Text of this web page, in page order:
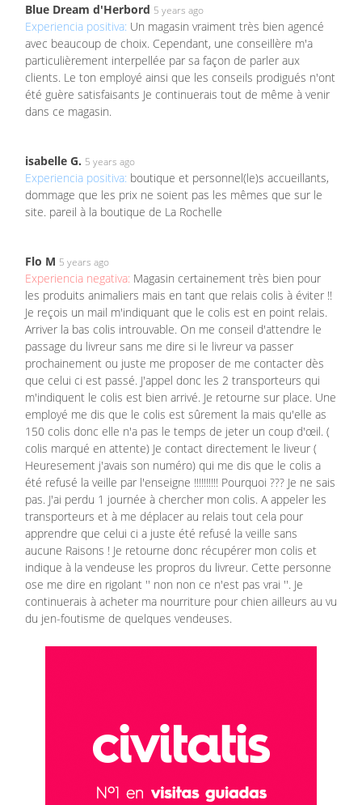
Blue Dream d'Herbord 5 years ago
Experiencia positiva: Un magasin vraiment très bien agencé
avec beaucoup de choix. Cependant, une conseillère m'a
particulièrement interpellée par sa façon de parler aux
clients. Le ton employé ainsi que les conseils prodigués n'ont
été guère satisfaisants Je continuerais tout de même à venir
dans ce magasin.
isabelle G. 5 years ago
Experiencia positiva: boutique et personnel(le)s accueillants,
dommage que les prix ne soient pas les mêmes que sur le
site. pareil à la boutique de La Rochelle
Flo M 5 years ago
Experiencia negativa: Magasin certainement très bien pour
les produits animaliers mais en tant que relais colis à éviter !!
Je reçois un mail m'indiquant que le colis est en point relais.
Arriver la bas colis introuvable. On me conseil d'attendre le
passage du livreur sans me dire si le livreur va passer
prochainement ou juste me proposer de me contacter dès
que celui ci est passé. J'appel donc les 2 transporteurs qui
m'indiquent le colis est bien arrivé. Je retourne sur place. Une
employé me dis que le colis est sûrement la mais qu'elle as
150 colis donc elle n'a pas le temps de jeter un coup d'œil. (
colis marqué en attente) Je contact directement le liveur (
Heuresement j'avais son numéro) qui me dis que le colis a
été refusé la veille par l'enseigne !!!!!!!!!! Pourquoi ??? Je ne sais
pas. J'ai perdu 1 journée à chercher mon colis. A appeler les
transporteurs et à me déplacer au relais tout cela pour
apprendre que celui ci a juste été refusé la veille sans
aucune Raisons ! Je retourne donc récupérer mon colis et
indique à la vendeuse les propros du livreur. Cette personne
ose me dire en rigolant '' non non ce n'est pas vrai ''. Je
continuerais à acheter ma nourriture pour chien ailleurs au vu
du jen-foutisme de quelques vendeuses.